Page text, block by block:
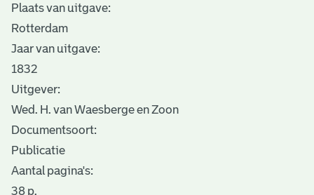
Plaats van uitgave:
Rotterdam
Jaar van uitgave:
1832
Uitgever:
Wed. H. van Waesberge en Zoon
Documentsoort:
Publicatie
Aantal pagina's:
38 p.